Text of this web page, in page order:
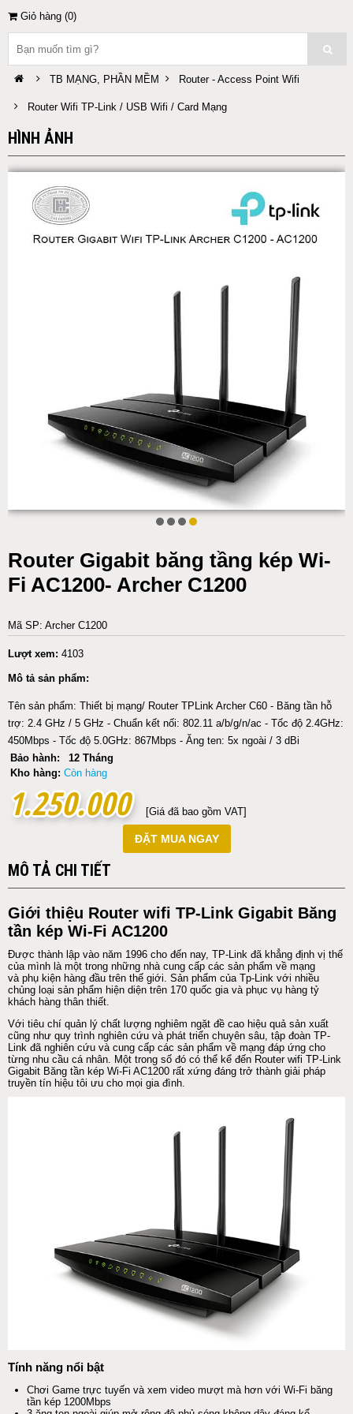
Giỏ hàng (0)
TB MẠNG, PHẦN MỀM Router - Access Point Wifi
Router Wifi TP-Link / USB Wifi / Card Mạng
HÌNH ẢNH
Router Gigabit băng tầng kép Wi-
Fi AC1200- Archer C1200
Mã SP: Archer C1200
Lượt xem: 4103
Mô tả sản phẩm:
Tên sản phẩm: Thiết bị mạng/ Router TPLink Archer C60 - Băng tần hỗ
trợ: 2.4 GHz / 5 GHz - Chuẩn kết nối: 802.11 a/b/g/n/ac - Tốc độ 2.4GHz:
450Mbps - Tốc độ 5.0GHz: 867Mbps - Ăng ten: 5x ngoài / 3 dBi
Bảo hành:
12 Tháng
Kho hàng: Còn hàng
1.250.000
1.250.000 [Giá đã bao gồm VAT]
ĐẶT MUA NGAY
MÔ TẢ CHI TIẾT
Giới thiệu Router wifi TP-Link Gigabit Băng
tần kép Wi-Fi AC1200
Được thành lập vào năm 1996 cho đến nay, TP-Link đã khẳng định vị thế
của mình là một trong những nhà cung cấp các sản phẩm về mạng
và phụ kiện hàng đầu trên thế giới. Sản phẩm của Tp-Link với nhiều
chủng loại sản phẩm hiện diện trên 170 quốc gia và phục vụ hàng tỷ
khách hàng thân thiết.
Với tiêu chí quản lý chất lượng nghiêm ngặt đề cao hiệu quả sản xuất
cũng như quy trình nghiên cứu và phát triển chuyên sâu, tập đoàn TP-
Link đã nghiên cứu và cung cấp các sản phẩm về mạng đáp ứng cho
từng nhu cầu cá nhân. Một trong số đó có thể kể đến Routerwifi TP-Link
Gigabit Băng tần kép Wi-Fi AC1200 rất xứng đáng trở thành giải pháp
truyền tín hiệu tôi ưu cho mọi gia đình.
Tính năng nổi bật
Chơi Game trực tuyến và xem video mượt mà hơn với Wi-Fi băng
tần kép 1200Mbps